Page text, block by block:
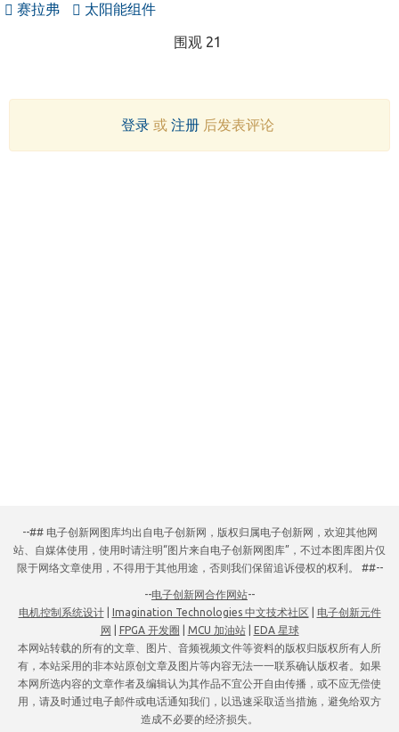
赛拉弗 太阳能组件
围观 21
登录或 注册后发表评论
--## 电子创新网图库均出自电子创新网，版权归属电子创新网，欢迎其他网
站、自媒体使用，使用时请注明“图片来自电子创新网图库”，不过本图库图片仅
限于网络文章使用，不得用于其他用途，否则我们保留追诉侵权的权利。 ##--
--电子创新网合作网站--
电机控制系统设计| Imagination Technologies 中文技术社区
电子创新元件
网
FPGA 开发圈 MCU 加油站|
EDA 星球
本网站转载的所有的文章、图片、音频视频文件等资料的版权归版权所有人所
有，本站采用的非本站原创文章及图片等内容无法一一联系确认版权者。如果
本网所选内容的文章作者及编辑认为其作品不宜公开自由传播，或不应无偿使
用，请及时通过电子邮件或电话通知我们，以迅速采取适当措施，避免给双方
造成不必要的经济损失。